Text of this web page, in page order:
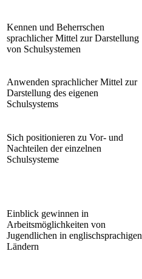
Kennen und Beherrschen
sprachlicher Mittel zur Darstellung
von Schulsystemen
Anwenden sprachlicher Mittel zur
Darstellung des eigenen
Schulsystems
Sich positionieren zu Vor- und
Nachteilen der einzelnen
Schulsysteme
Einblick gewinnen in
Arbeitsmöglichkeiten von
Jugendlichen in englischsprachigen
Ländern